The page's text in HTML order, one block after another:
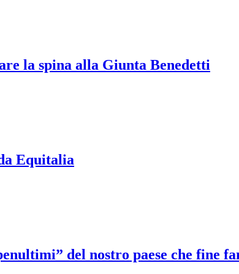
la spina alla Giunta Benedetti
Equitalia
del nostro paese che fine